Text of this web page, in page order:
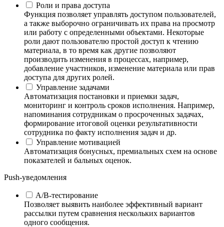
Роли и права доступа
Функция позволяет управлять доступом пользователей,
а также выборочно ограничивать их права на просмотр
или работу с определенными объектами. Некоторые
роли дают пользователю простой доступ к чтению
материала, в то время как другие позволяют
производить изменения в процессах, например,
добавление участников, изменение материала или прав
доступа для других ролей.
Управление задачами
Автоматизация постановки и приемки задач,
мониторинг и контроль сроков исполнения. Например,
напоминания сотрудникам о просроченных задачах,
формирование итоговой оценки результативности
сотрудника по факту исполнения задач и др.
Управление мотивацией
Автоматизация бонусных, премиальных схем на основе
показателей и бальных оценок.
Push-уведомления
A/B-тестирование
Позволяет выявить наиболее эффективный вариант
рассылки путем сравнения нескольких вариантов
одного сообщения.